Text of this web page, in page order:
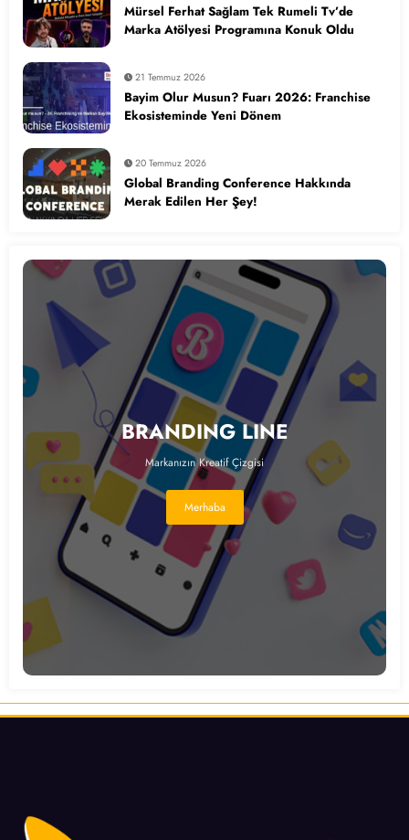
Mürsel Ferhat Sağlam Tek Rumeli Tv’de
Marka Atölyesi Programına Konuk Oldu
21 Temmuz 2026
Bayim Olur Musun? Fuarı 2026: Franchise
Ekosisteminde Yeni Dönem
20 Temmuz 2026
Global Branding Conference Hakkında
Merak Edilen Her Şey!
BRANDING LINE
Markanızın Kreatif Çizgisi
Merhaba